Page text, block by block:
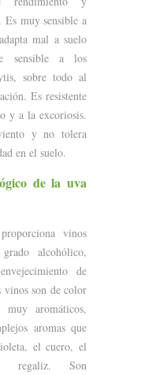
Es muy sensible a
mal a suelo
sensible a los
sobre todo al
Es resistente
y a la excoriosis.
y no tolera
en el suelo.
de la uva
vinos
alcohólico,
de
vinos son de color
muy aromáticos,
aromas que
el cuero, el
Son